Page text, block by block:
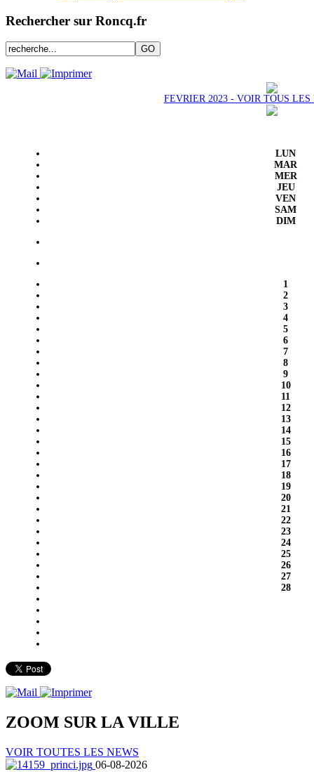
Rechercher sur Roncq.fr
FEVRIER 2023 - VOIR TOUS
LUN
MAR
MER
JEU
VEN
SAM
DIM
1
2
3
4
5
6
7
8
9
10
11
12
13
14
15
16
17
18
19
20
21
22
23
24
25
26
27
28
ZOOM SUR LAVILLE
VOIR TOUTES LES NEWS
06-08-2026